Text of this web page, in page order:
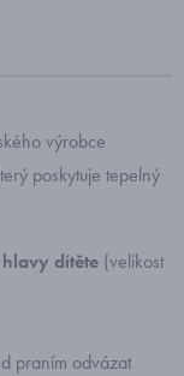
výrobce
poskytuje tepelný
dítěte (velikost
praním odvázat